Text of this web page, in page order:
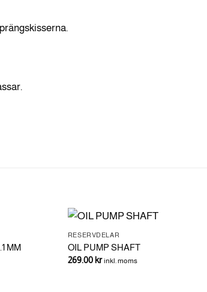
MM
RESERVDELAR
OIL PUMP SHAFT
269.00 kr inkl. moms